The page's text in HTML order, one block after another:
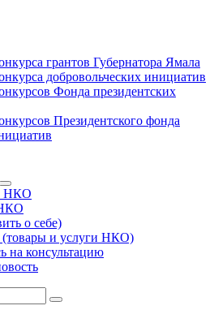
грантов Губернатора Ямала
добровольческих инициатив
Фонда президентских
Президентского фонда
НКО
о себе)
и услуги НКО)
на консультацию